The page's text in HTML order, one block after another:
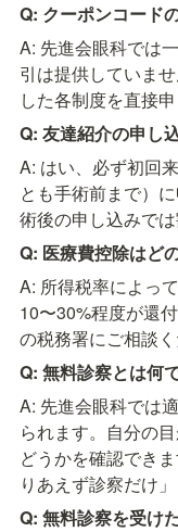
Q: クーポンコード
A: 先進会眼科では
引は提供していま
した各制度を直接
Q: 友達紹介の申し
A: はい、必ず初回
とも手術前まで）
術後の申し込みで
Q: 医療費控除はど
A: 所得税率によっ
10〜30%程度が還
の税務署にご相談く
Q: 無料診察とは何
A: 先進会眼科では
られます。自分の
どうかを確認でき
りあえず診察だけ
Q: 無料診察を受け